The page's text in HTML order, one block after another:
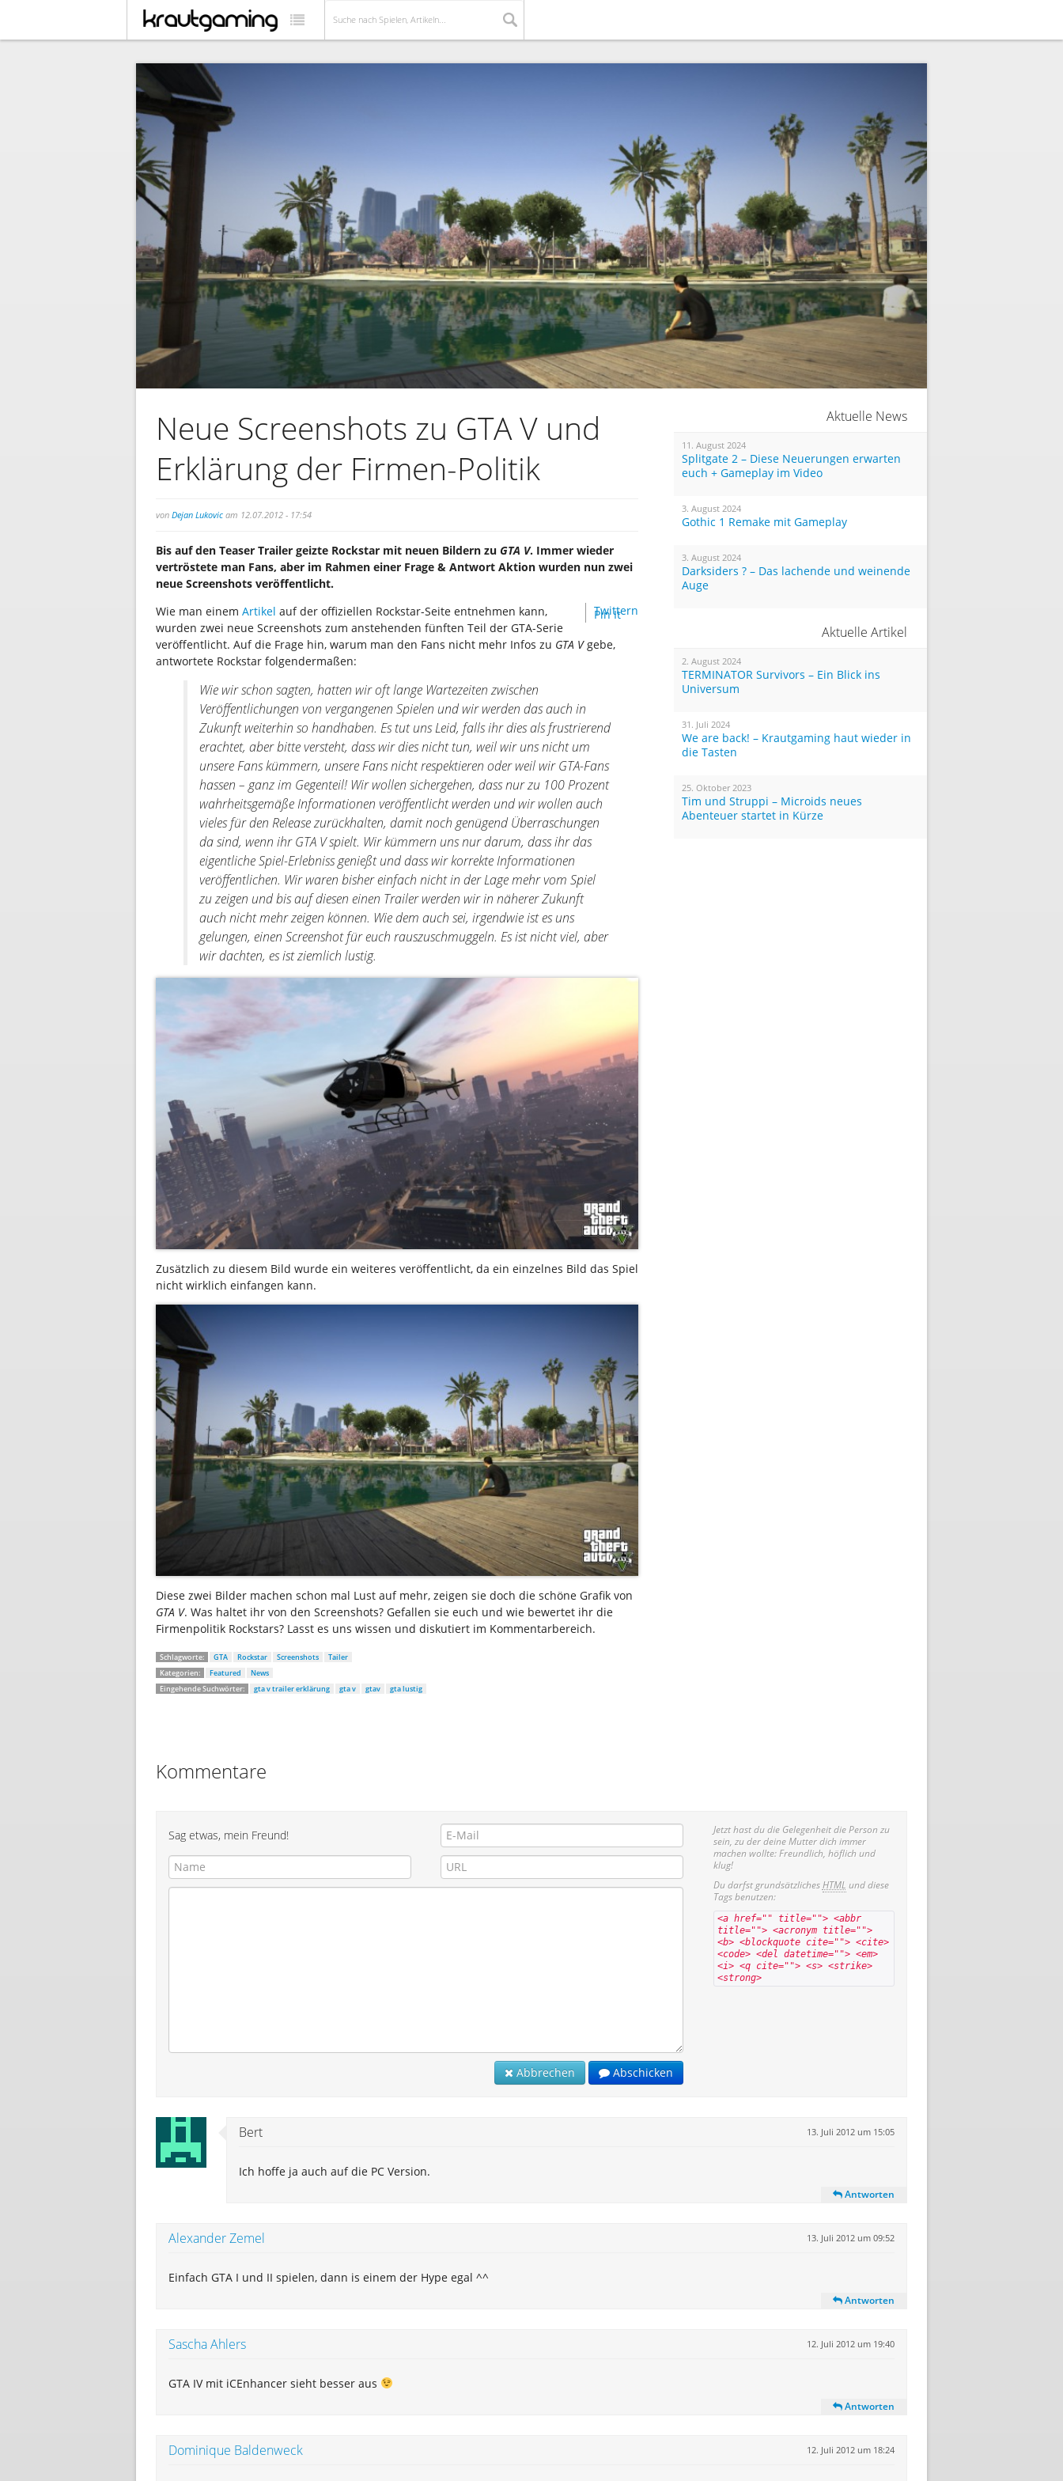
Neue Screenshots zu GTA V und
Erklärung der Firmen-Politik
von Dejan Lukovic am 12.07.2012 - 17:54
Bis auf den Teaser Trailer geizte Rockstar mit neuen Bildern zu GTA V. Immer wieder
vertröstete man Fans, aber im Rahmen einer Frage & Antwort Aktion wurden nun zwei
neue Screenshots veröffentlicht.
Twittern
Pin It
Wie man einem Artikel auf der offiziellen Rockstar-Seite entnehmen kann,
wurden zwei neue Screenshots zum anstehenden fünften Teil der GTA-Serie
veröffentlicht. Auf die Frage hin, warum man den Fans nicht mehr Infos zu GTA Vgebe,
antwortete Rockstar folgendermaßen:
Wie wir schon sagten, hatten wir oft lange Wartezeiten zwischen
Veröffentlichungen von vergangenen Spielen und wir werden das auch in
Zukunft weiterhin so handhaben. Es tut uns Leid, falls ihr dies als frustrierend
erachtet, aber bitte versteht, dass wir dies nicht tun, weil wir uns nicht um
unsere Fans kümmern, unsere Fans nicht respektieren oder weil wir GTA-Fans
hassen – ganz im Gegenteil! Wir wollen sichergehen, dass nur zu 100 Prozent
wahrheitsgemäße Informationen veröffentlicht werden und wir wollen auch
vieles für den Release zurückhalten, damit noch genügend Überraschungen
da sind, wenn ihr GTA V spielt. Wir kümmern uns nur darum, dass ihr das
eigentliche Spiel-Erlebniss genießt und dass wir korrekte Informationen
veröffentlichen. Wir waren bisher einfach nicht in der Lage mehr vom Spiel
zu zeigen und bis auf diesen einen Trailer werden wir in näherer Zukunft
auch nicht mehr zeigen können. Wie dem auch sei, irgendwie ist es uns
gelungen, einen Screenshot für euch rauszuschmuggeln. Es ist nicht viel, aber
wir dachten, es ist ziemlich lustig.
Zusätzlich zu diesem Bild wurde ein weiteres veröffentlicht, da ein einzelnes Bild das Spiel
nicht wirklich einfangen kann.
Diese zwei Bilder machen schon mal Lust auf mehr, zeigen sie doch die schöne Grafik von
GTA V. Was haltet ihr von den Screenshots? Gefallen sie euch und wie bewertet ihr die
Firmenpolitik Rockstars? Lasst es uns wissen und diskutiert im Kommentarbereich.
Schlagworte: GTA Rockstar Screenshots
Tailer
Kategorien:
Featured
News
Eingehende Suchwörter:
gta v trailer erklärung gta v gtav gta lustig
Aktuelle News
11. August 2024
Splitgate 2 – Diese Neuerungen erwarten
euch + Gameplay im Video
3. August 2024
Gothic 1 Remake mit Gameplay
3. August 2024
Darksiders ? – Das lachende und weinende
Auge
Aktuelle Artikel
2. August 2024
TERMINATOR Survivors – Ein Blick ins
Universum
31. Juli 2024
We are back! – Krautgaming haut wieder in
die Tasten
25. Oktober 2023
Tim und Struppi – Microids neues
Abenteuer startet in Kürze
Kommentare
Sag etwas, mein Freund!
Abbrechen Abschicken
Jetzt hast du die Gelegenheit die Person zu
sein, zu der deine Mutter dich immer
machen wollte: Freundlich, höflich und
klug!
Du darfst grundsätzlichesHTML und diese
Tags benutzen:
<a href="" title=""> <abbr
title=""> <acronym title="">
<b> <blockquote cite=""> <cite>
<code> <del datetime=""> <em>
<i> <q cite=""> <s> <strike>
<strong>
Bert 13. Juli 2012 um 15:05
Ich hoffe ja auch auf die PC Version.
Antworten
Alexander Zemel 13. Juli 2012 um 09:52
Einfach GTA I und II spielen, dann is einem der Hype egal ^^
Antworten
Sascha Ahlers 12. Juli 2012 um 19:40
GTA IV mit iCEnhancer sieht besser aus
Antworten
Dominique Baldenweck 12. Juli 2012 um 18:24